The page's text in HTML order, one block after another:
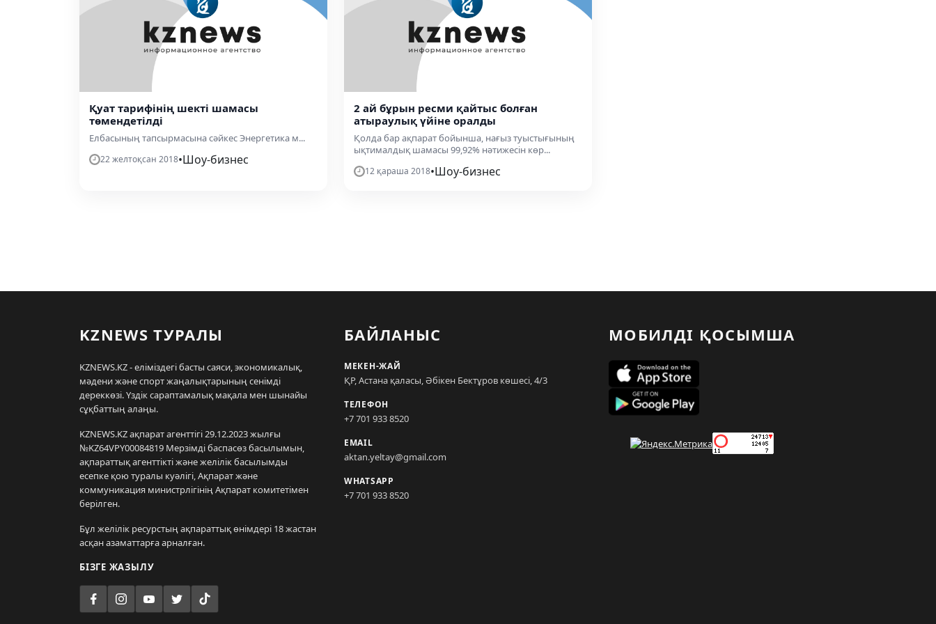
Қуат тарифінің шекті шамасы
төмендетілді
Елбасының тапсырмасына сәйкес Энергетика м...
22 желтоқсан 2018•Шоу-бизнес
2 ай бұрын ресми қайтыс болған
атыраулық үйіне оралды
Қолда бар ақпарат бойынша, нағыз туыстығының
ықтималдық шамасы 99,92% нәтижесін көр...
12 қараша 2018•Шоу-бизнес
KZNEWS ТУРАЛЫ
KZNEWS.KZ - еліміздегі басты саяси, экономикалық,
мәдени және спорт жаңалықтарының сенімді
дереккөзі. Үздік сараптамалық мақала мен шынайы
сұқбаттың алаңы.
KZNEWS.KZ ақпарат агенттігі 29.12.2023 жылғы
№KZ64VPY00084819 Мерзімді баспасөз басылымын,
ақпараттық агенттікті және желілік басылымды
есепке қою туралы куәлігі, Ақпарат және
коммуникация министрлігінің Ақпарат комитетімен
берілген.
Бұл желілік ресурстың ақпараттық өнімдері 18 жастан
асқан азаматтарға арналған.
БІЗГЕ ЖАЗЫЛУ
БАЙЛАНЫС
МЕКЕН-ЖАЙ
ҚР, Астана қаласы, Әбікен Бектұров көшесі, 4/3
ТЕЛЕФОН
+7 701 933 8520
EMAIL
aktan.yeltay@gmail.com
WHATSAPP
+7 701 933 8520
МОБИЛДІ ҚОСЫМША